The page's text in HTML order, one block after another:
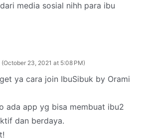
media sosial nihh para ibu
October 23, 2021 at 5:08 PM
ya cara join IbuSibuk by Orami
ada app yg bisa membuat ibu2
dan berdaya.